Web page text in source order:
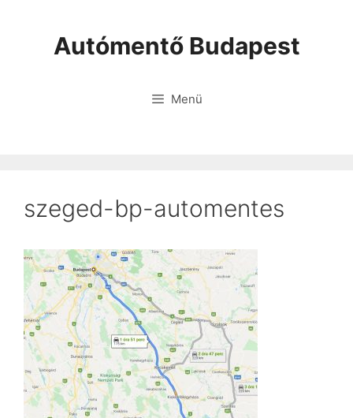
Autómentő Budapest
Menü
szeged-bp-automentes